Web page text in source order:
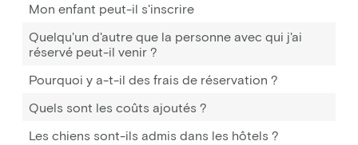
Mon enfant peut-il s'inscrire
Quelqu'un d'autre que la personne avec qui j'ai
réservé peut-il venir ?
Pourquoi y a-t-il des frais de réservation ?
Quels sont les coûts ajoutés ?
Les chiens sont-ils admis dans les hôtels ?